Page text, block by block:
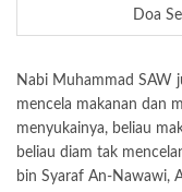
Doa
Nabi Muhammad SAW
mencela makanan dan
menyukainya, beliau
beliau diam tak
bin Syaraf An-Nawawi,